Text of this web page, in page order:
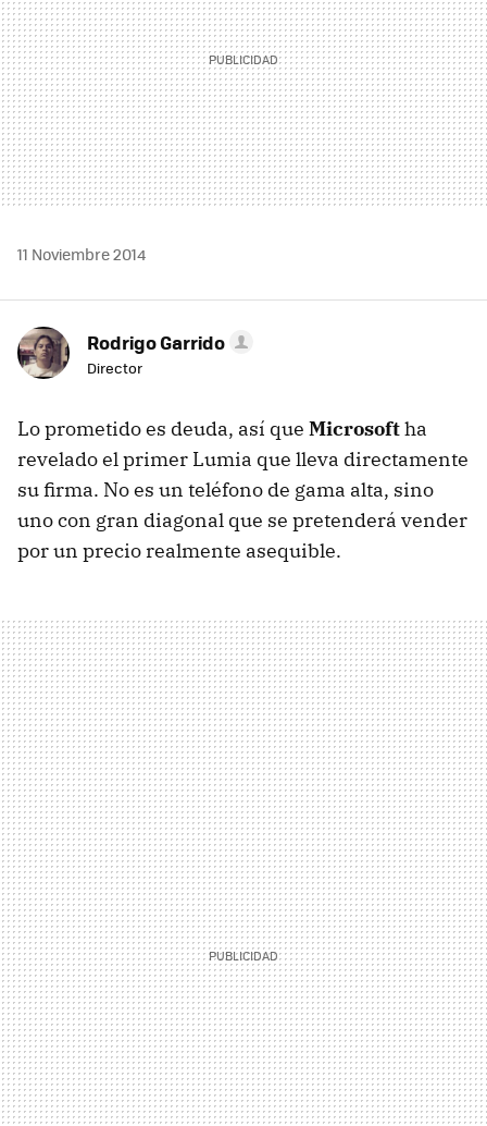
11 Noviembre 2014
Rodrigo Garrido
Director
Lo prometido es deuda, así que Microsoftha
revelado el primer Lumia que lleva directamente
su firma. No es un teléfono de gama alta, sino
uno con gran diagonal que se pretenderá vender
por un precio realmente asequible.